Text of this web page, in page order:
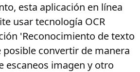
esta aplicación en línea
usar tecnología OCR
'Reconocimiento de texto
posible convertir de manera
escaneos imagen y otro